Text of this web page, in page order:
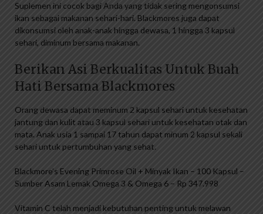
Suplemen ini cocok bagi Anda yang tidak sering mengonsumsi
ikan sebagai makanan sehari-hari. Blackmores juga dapat
dikonsumsi oleh anak-anak hingga dewasa, 1 hingga 3 kapsul
sehari, diminum bersama makanan.
Berikan Asi Berkualitas Untuk Buah
Hati Bersama Blackmores
Orang dewasa dapat meminum 2 kapsul sehari untuk kesehatan
jantung dan kulit atau 3 kapsul sehari untuk kesehatan otak dan
mata. Anak usia 1 sampai 17 tahun dapat minum 2 kapsul sekali
sehari untuk pertumbuhan yang sehat.
Blackmore’s Evening Primrose Oil + Minyak Ikan – 100 Kapsul –
Sumber Asam Lemak Omega 3 & Omega 6 – Rp 347.998
Vitamin C telah menjadi kebutuhan penting untuk melawan